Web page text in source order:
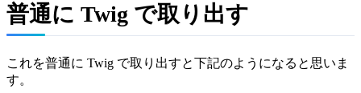
普通に Twig で取り出す
これを普通に Twig で取り出すと下記のようになると思いま
す。